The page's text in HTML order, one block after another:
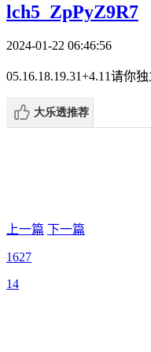
lch5_ZpPyZ9R7
2024-01-22 06:46:56
05.16.18.19.31+4.11请你
上一篇 下一篇
1627
14